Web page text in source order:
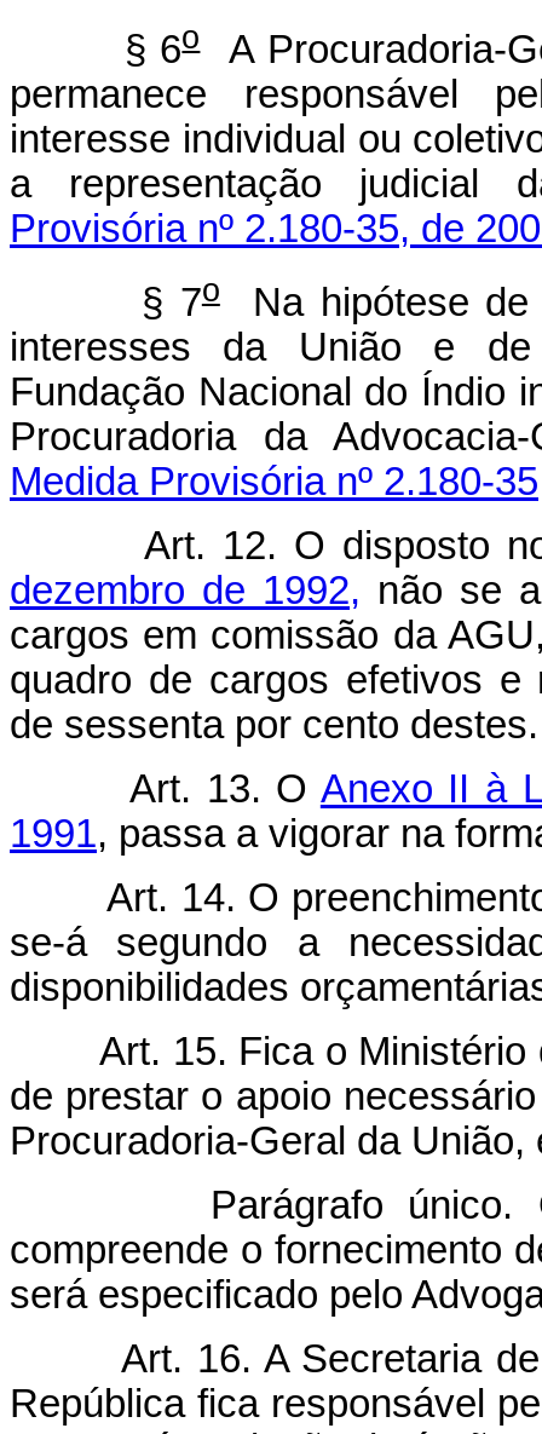
§ 6oA Procuradoria-
permanece responsável
interesse individual ou
a representação judicial
Provisória nº 2.180-35, de
§ 7oNa hipótese de
interesses da União e
Fundação Nacional do Índio
Procuradoria da
Medida Provisória nº 2.180-
Art. 12. O disposto
dezembro de 1992, não se
cargos em comissão da
quadro de cargos efetivos e
de sessenta por cento destes.
Art. 13. O Anexo II à
1991, passa a vigorar na
Art. 14. O preenchimento
se-á segundo a
disponibilidades
Art. 15. Fica o Ministério
de prestar o apoio
Procuradoria-Geral da
Parágrafo único. O
compreende o fornecimento
será especificado pelo
Art. 16. A Secretaria de
República fica responsável